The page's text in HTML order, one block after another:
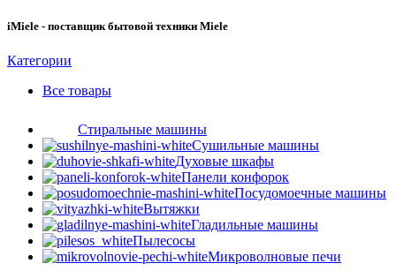
iMiele - поставщик бытовой техники Miele
Категории
Все товары
Стиральные машины
Сушильные машины
Духовые шкафы
Панели конфорок
Посудомоечные машины
Вытяжки
Гладильные машины
Пылесосы
Микроволновые печи